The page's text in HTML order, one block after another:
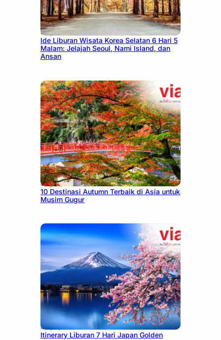
July 15, 2026
Ide Liburan Wisata Korea Selatan 6 Hari 5
Malam: Jelajah Seoul, Nami Island, dan
Ansan
July 9, 2026
10 Destinasi Autumn Terbaik di Asia untuk
Musim Gugur
July 7, 2026
Itinerary Liburan 7 Hari Japan Golden